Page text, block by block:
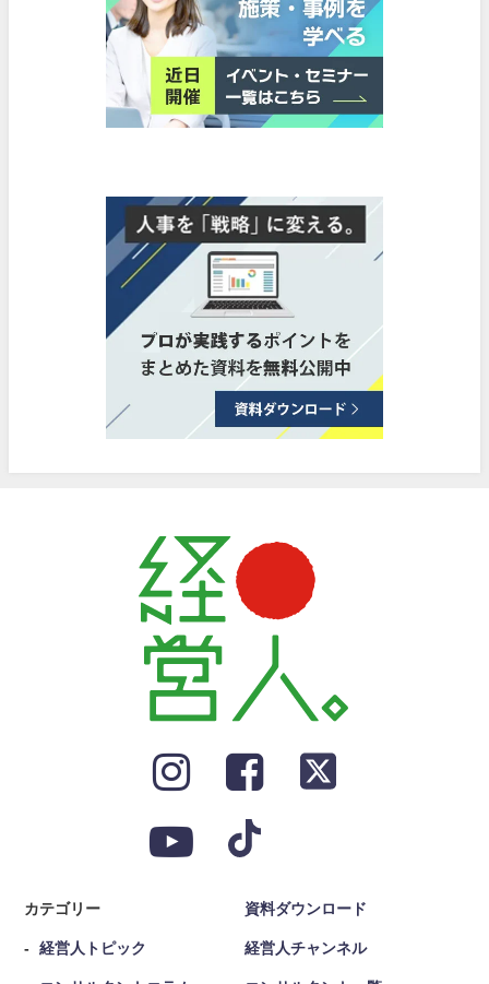
カテゴリー
経営人トピック
資料ダウンロード
経営人チャンネル